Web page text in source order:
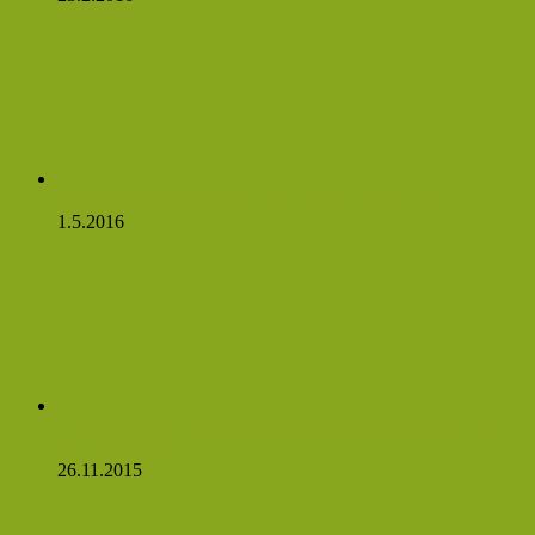
1.5.2016
26.11.2015